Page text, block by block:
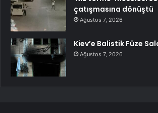
çatışmasına dönüştü
Ağustos 7, 2026
Kiev’e Balistik Füze
Ağustos 7, 2026